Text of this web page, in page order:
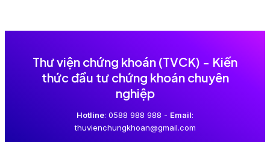
Thư viện chứng khoán (TVCK) - Kiến
thức đầu tư chứng khoán chuyên
nghiệp
Hotline: 0588 988 988 - Email:
thuvienchungkhoan@gmail.com